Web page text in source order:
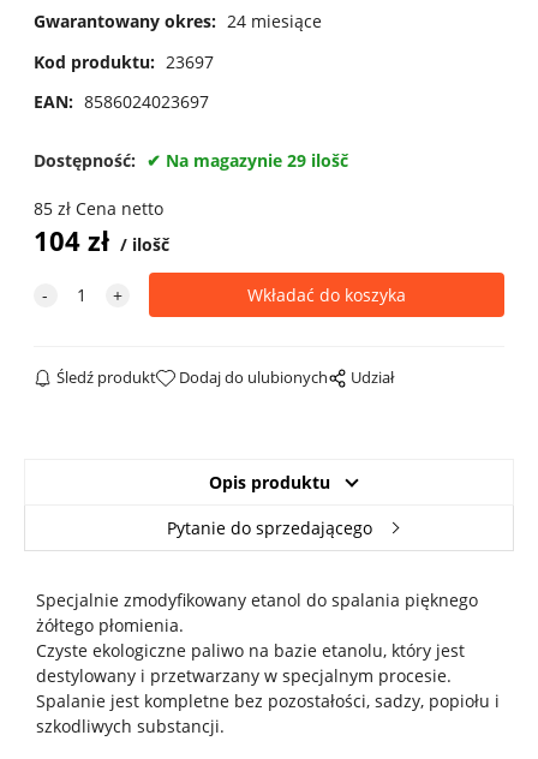
Gwarantowany okres: 24 miesiące
Kod produktu: 23697
EAN: 8586024023697
Dostępność: Na magazynie 29 ilošč
85zł Cena netto
104zł ilošč
Śledź produkt Dodaj do ulubionych Udział
Opis produktu
Pytanie do sprzedającego
Specjalnie zmodyfikowany etanol do spalania pięknego
żółtego płomienia.
Czyste ekologiczne paliwo na bazie etanolu, który jest
destylowany i przetwarzany w specjalnym procesie.
Spalanie jest kompletne bez pozostałości, sadzy, popiołu i
szkodliwych substancji.